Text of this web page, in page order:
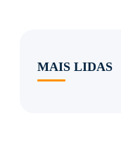
MAIS LIDAS